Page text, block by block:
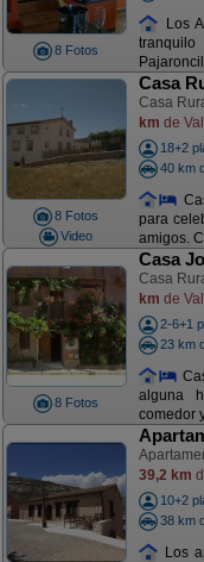
8 Fotos
Los
8 Fotos
Video
Casa
Casa
km de
18+2
40 km
para
amigos.
8 Fotos
Casa
Casa
km de
2-6+1
23 km
alguna
comedor
39,2 km
10+2
38 km
Los